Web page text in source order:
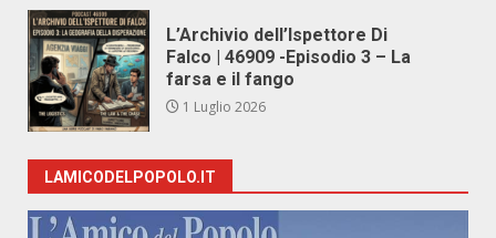
L’Archivio dell’Ispettore Di
Falco | 46909 -Episodio 3 – La
farsa e il fango
1 Luglio 2026
LAMICODELPOPOLO.IT